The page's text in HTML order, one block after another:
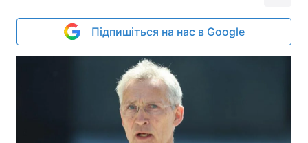
Підпишіться на нас в Google